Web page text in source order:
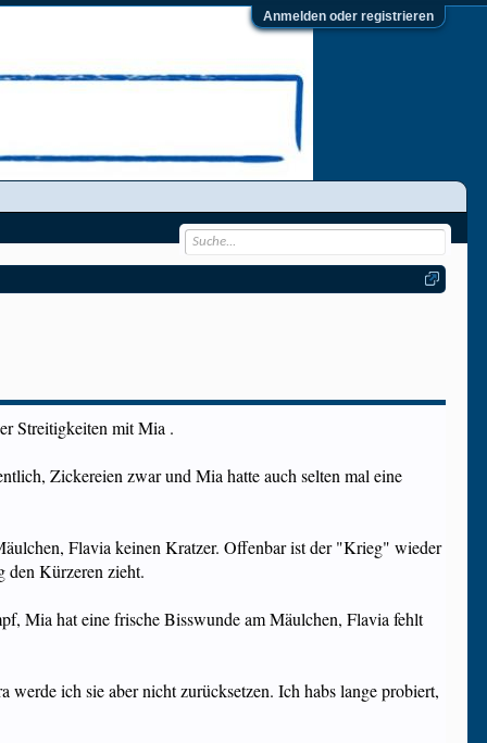
Anmelden oder registrieren
Streitigkeiten mit Mia .
Zickereien zwar und Mia hatte auch selten mal eine
Flavia keinen Kratzer. Offenbar ist der "Krieg" wieder
den Kürzeren zieht.
Mia hat eine frische Bisswunde am Mäulchen, Flavia fehlt
ich sie aber nicht zurücksetzen. Ich habs lange probiert,